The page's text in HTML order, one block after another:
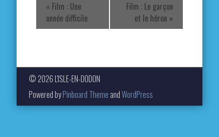
« Film : Une
année difficile
Film : Le garçon
et le héron »
© 2026 L'ISLE-EN-DODON
Powered byPinboard Theme andWordPress